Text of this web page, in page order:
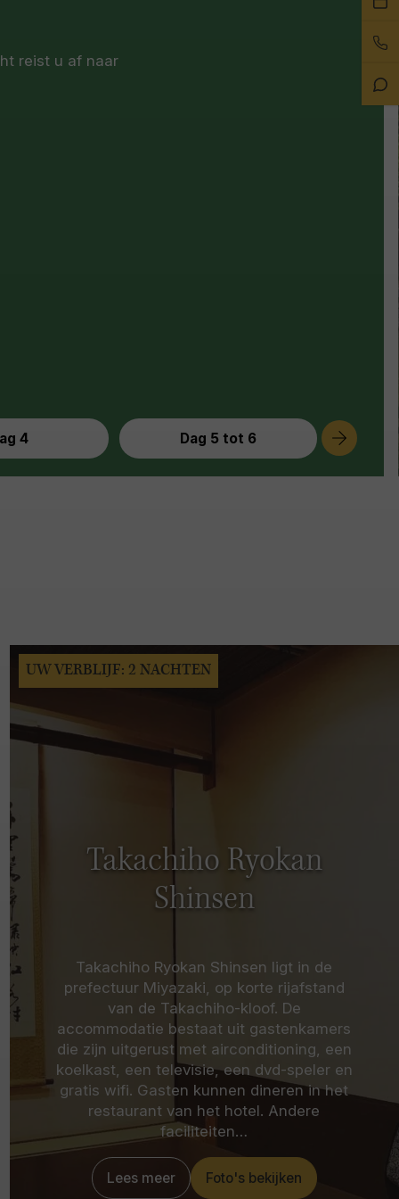
Bel
4 Dag 5 tot 6
reist u af naar
Takachiho Ryokan
Shinsen
Takachiho Ryokan Shinsen ligt in de
prefectuur Miyazaki, op korte rijafstand
van de Takachiho-kloof. De
accommodatie bestaat uit gastenkamers
die zijn uitgerust met airconditioning, een
koelkast, een televisie, een dvd-speler en
gratis wifi. Gasten kunnen dineren in het
restaurant van het hotel. Andere
faciliteiten…
Lees meer Foto's bekijken
UW VERBLIJF: 2 NACHTEN